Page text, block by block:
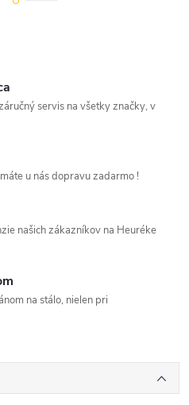
servis na všetky značky, v
u nás dopravu zadarmo !
našich zákazníkov na Heuréke
na stálo, nielen pri